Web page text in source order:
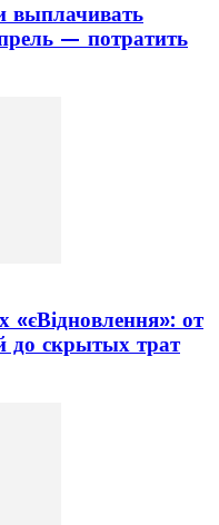
выплачивать
— потратить
«єВідновлення»: от
до скрытых трат